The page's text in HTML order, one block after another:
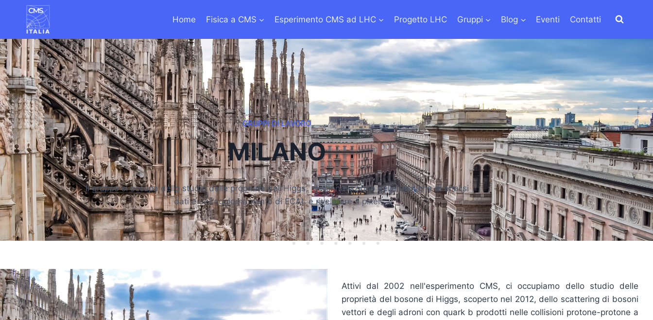
Home Fisica a CMS Esperimento CMS ad LHC Progetto LHC Gruppi Blog Eventi Contatti
GRUPPI DI LAVORO
MILANO
Il gruppo si occupa dello studio delle proprietà dell’Higgs, dell’innovazione delle tecniche di analisi
dati e dell’aggiornamento di ECAL e rivelatore a pixel
Attivi dal 2002 nell'esperimento CMS, ci occupiamo dello studio delle
proprietà del bosone di Higgs, scoperto nel 2012, dello scattering di bosoni
vettori e degli adroni con quark b prodotti nelle collisioni protone-protone a